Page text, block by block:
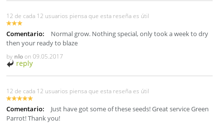
12 de cada 12 usuarios piensa que esta reseña es útil
Comentario:
Normal grow. Nothing special, only took a week to dry
then your ready to blaze
by nloon09.05.2017
reply
12 de cada 12 usuarios piensa que esta reseña es útil
Comentario:
Just have got some of these seeds! Great service Green
Parrot! Thank you!